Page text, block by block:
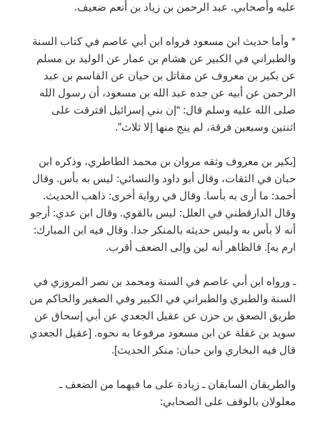
عليه وأصحابي. عبد الرحمن بن زياد بن أنعم ضعيف.
* وأما حديث ابن مسعود فرواه ابن أبي عاصم في كتاب السنة
والطبراني في الكبير عن هشام بن عمار عن الوليد بن مسلم
عن بكير بن معروف عن مقاتل بن حيان عن القاسم بن عبد
الرحمن عن أبيه عن جده عبد الله بن مسعود، أن رسول الله
صلى الله عليه وسلم قال: “إن بني إسرائيل افترقت على
اثنتين وسبعين فرقة، لم ينج منها إلا ثلاث”.
[بكير بن معروف وثقه مروان بن محمد الطاطري، وذكره ابن
حبان في الثقات، وقال أبو داود والنسائي: ليس به بأس. وقال
أحمد: ما أرى به بأسا. وقال في رواية أخرى: ذاهب الحديث.
وقال الدارقطني في العلل: ليس بالقوي. وقال ابن عدي: أرجو
أنه لا بأس به وليس حديثه بالمنكر جدا. وقال فيه ابن المبارك:
ارم به]. فالظاهر أنه لين وإلى الضعف أقرب.
ـ ورواه ابن أبي عاصم في السنة ومحمد بن نصر المروزي في
السنة والطبري والطبراني في الكبير وفي الصغير والحاكم من
طريق الصعق بن حزن عن عقيل الجعدي عن أبي إسحاق عن
سويد بن غفلة عن ابن مسعود مرفوعا به نحوه. [عقيل الجعدي
قال فيه البخاري وابن حبان: منكر الحديث].
والطريقان السابقان ـ زيادة على ما فيهما من الضعف ـ
معلولان بالوقف على الصحابي: